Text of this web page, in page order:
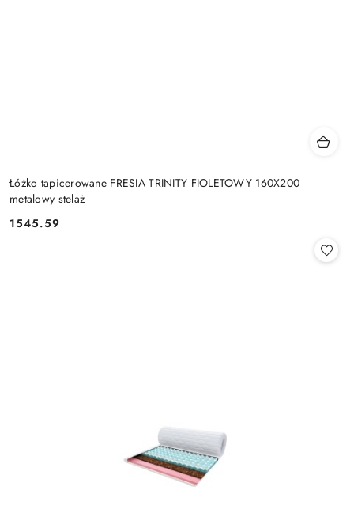
Łóżko tapicerowane FRESIA TRINITY FIOLETOWY 160X200
metalowy stelaż
Cena:
1545.59